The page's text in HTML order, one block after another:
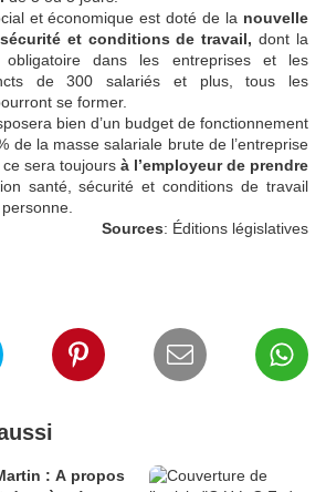
et économique est doté de la nouvelle
et conditions de travail, dont la
dans les entreprises et les
de 300 salariés et plus, tous les
se former.
bien d’un budget de fonctionnement
de la masse salariale brute de l’entreprise
ce sera toujours à l’employeur de prendre
santé, sécurité et conditions de travail
Sources: Éditions législatives
: A propos